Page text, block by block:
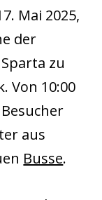
Mai 2025,
der
zu
Von 10:00
aus
Busse.